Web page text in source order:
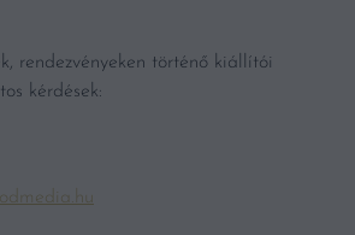
rendezvényeken történő kiállítói
kérdések: